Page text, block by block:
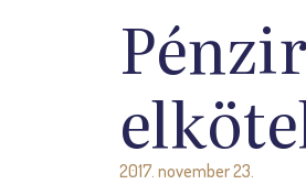
2017. november 23.